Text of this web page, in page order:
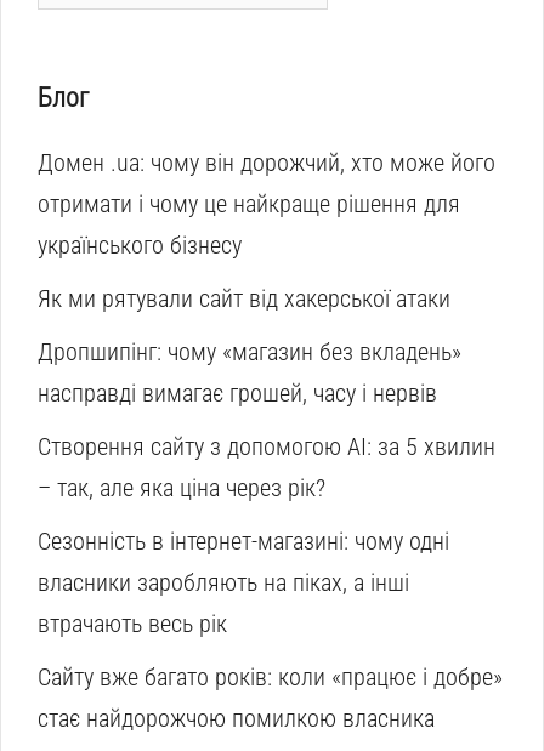
Блог
Домен .ua: чому він дорожчий, хто може його
отримати і чому це найкраще рішення для
українського бізнесу
Як ми рятували сайт від хакерської атаки
Дропшипінг: чому «магазин без вкладень»
насправді вимагає грошей, часу і нервів
Створення сайту з допомогою AI: за 5 хвилин
– так, але яка ціна через рік?
Сезонність в інтернет-магазині: чому одні
власники заробляють на піках, а інші
втрачають весь рік
Сайту вже багато років: коли «працює і добре»
стає найдорожчою помилкою власника